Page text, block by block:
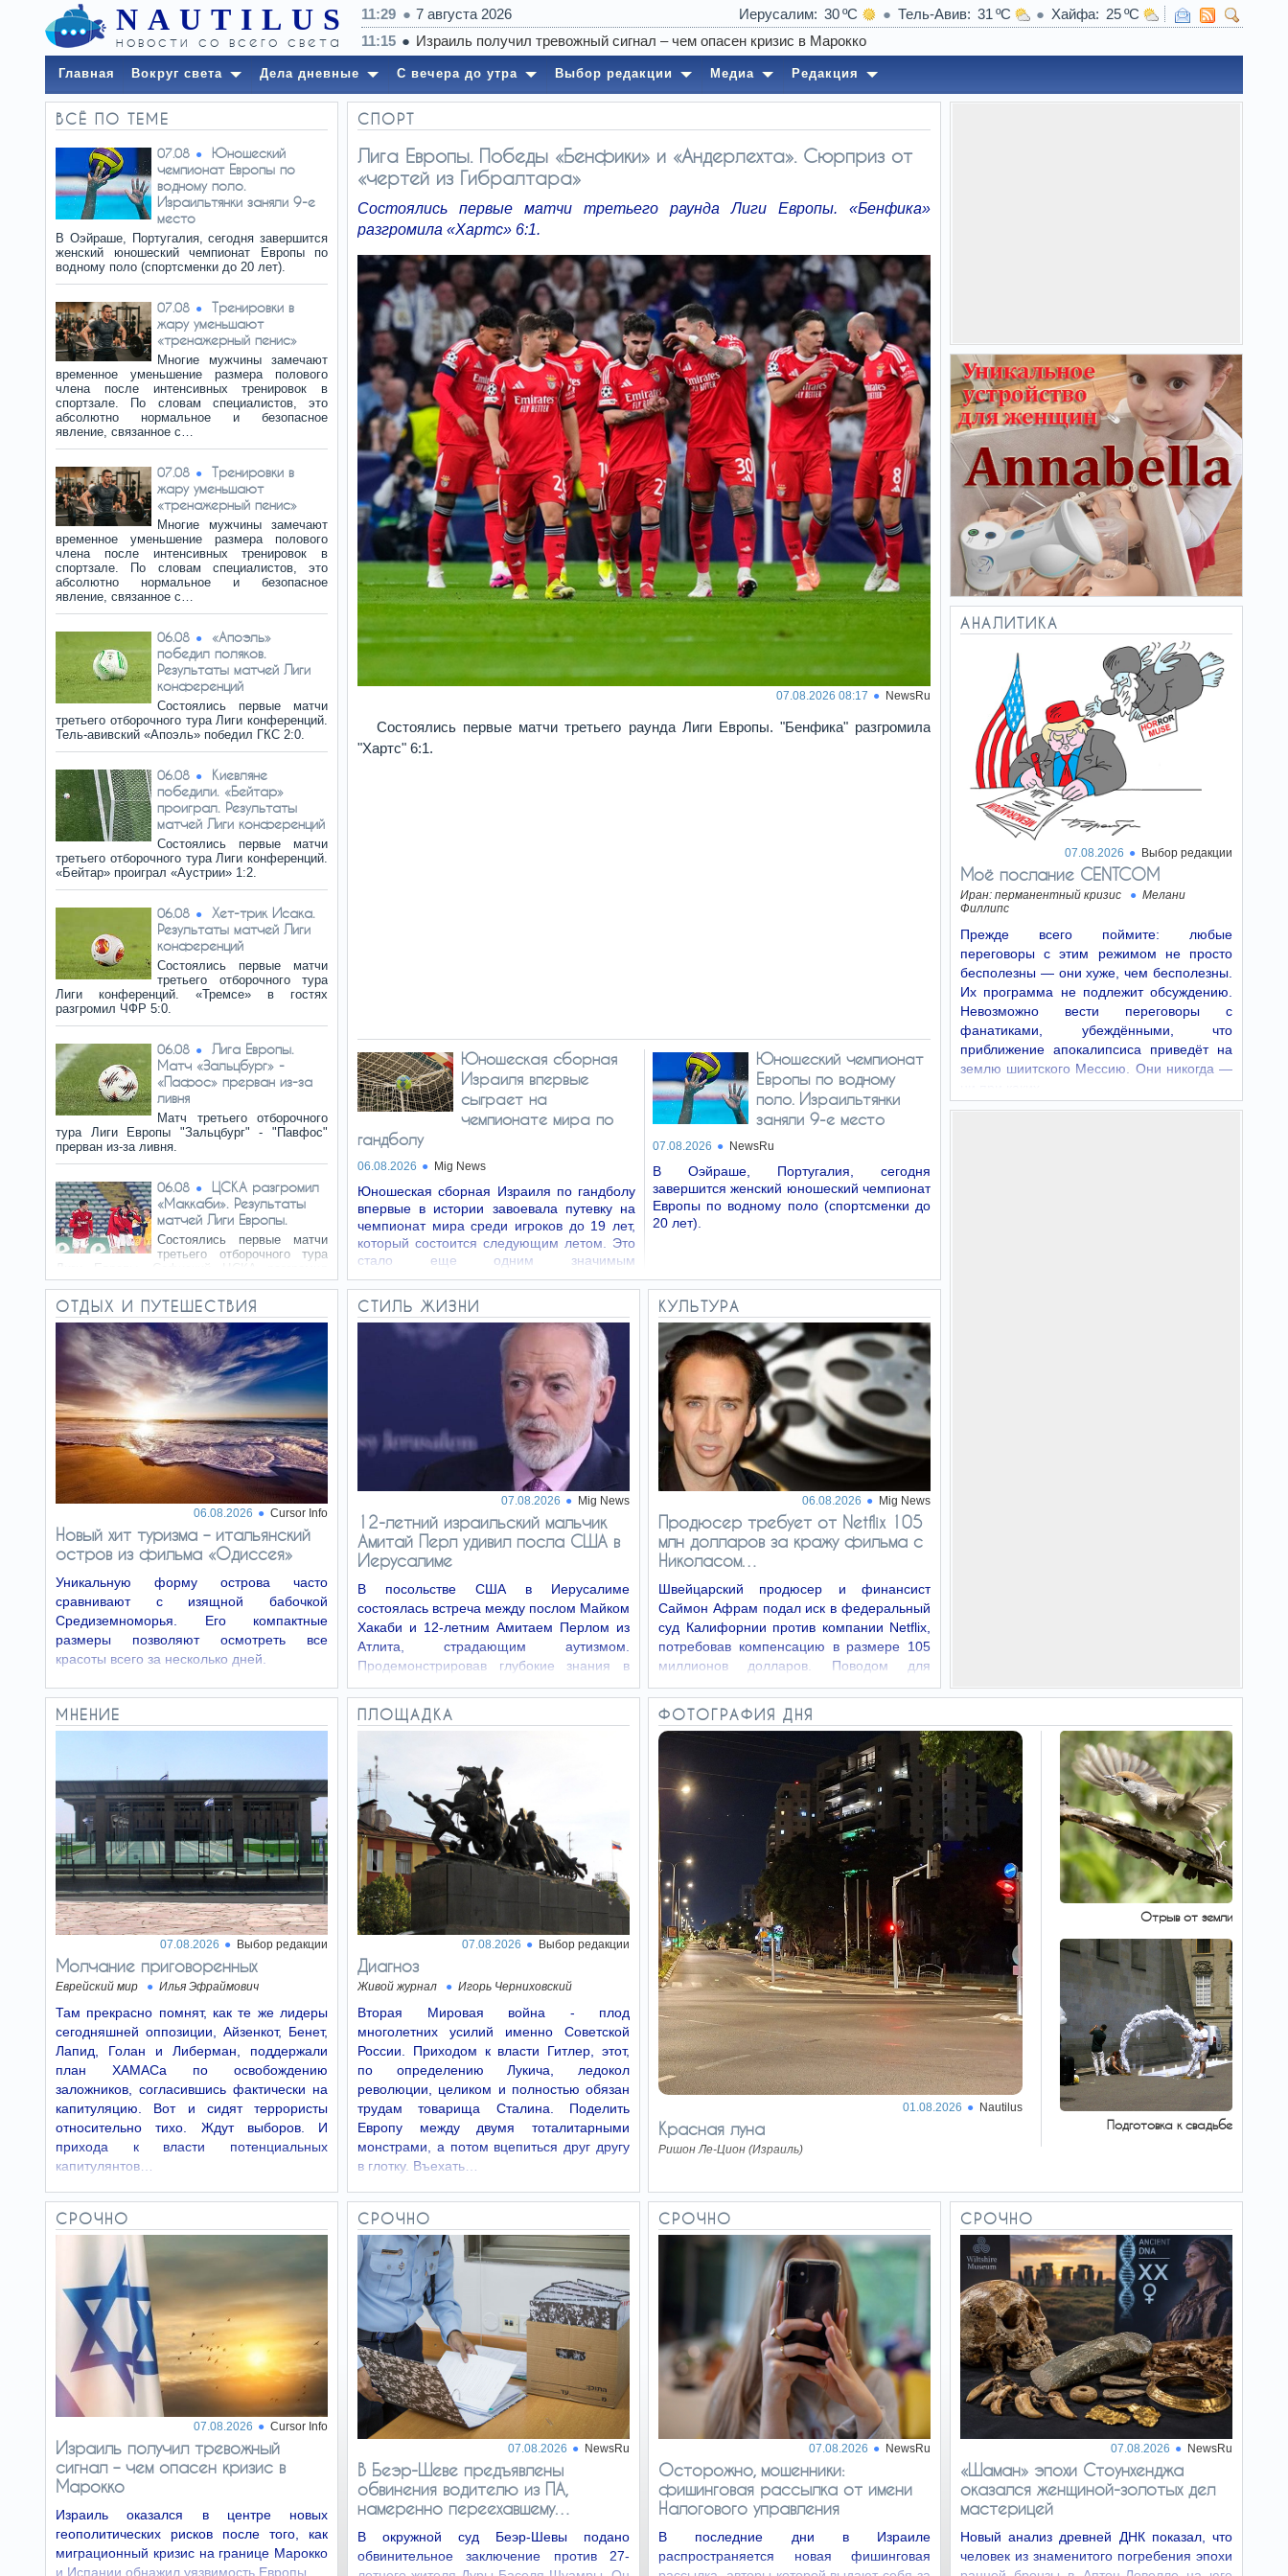
NAUTILUS
новости со всего света
11:29 7 августа 2026 Иерусалим 30 Тель-Авив 31 Хайфа
25
Главная Вокруг света Дела дневные С вечера до утра Выбор редакции Медиа Редакция
ВСЁ ПО ТЕМЕ
07.08
Юношеский
чемпионат Европы по
водному поло.
Израильтянки заняли 9-е
место
В Оэйраше, Португалия, сегодня завершится
женский юношеский чемпионат Европы по
водному поло (спортсменки до 20 лет).
07.08
Тренировки в
жару уменьшают
«тренажерный пенис»
Многие мужчины замечают
временное уменьшение размера полового
члена после интенсивных тренировок в
спортзале. По словам специалистов, это
абсолютно нормальное и безопасное
явление, связанное с…
07.08
Тренировки в
жару уменьшают
«тренажерный пенис»
Многие мужчины замечают
временное уменьшение размера полового
члена после интенсивных тренировок в
спортзале. По словам специалистов, это
абсолютно нормальное и безопасное
явление, связанное с…
06.08
«Апоэль»
победил поляков.
Результаты матчей Лиги
конференций
Состоялись первые матчи
третьего отборочного тура Лиги конференций.
Тель-авивский «Апоэль» победил ГКС 2:0.
06.08
Киевляне
победили. «Бейтар»
проиграл. Результаты
матчей Лиги конференций
Состоялись первые матчи
третьего отборочного тура Лиги конференций.
«Бейтар» проиграл «Аустрии» 1:2.
06.08
Хет-трик Исака.
Результаты матчей Лиги
конференций
Состоялись первые матчи
третьего отборочного тура
Лиги конференций. «Тремсе» в гостях
разгромил ЧФР 5:0.
06.08
Лига Европы.
Матч «Зальцбург» -
«Пафос» прерван из-за
ливня
Матч третьего отборочного
тура Лиги Европы "Зальцбург" - "Павфос"
прерван из-за ливня.
06.08
ЦСКА разгромил
«Маккаби». Результаты
матчей Лиги Европы.
Состоялись первые матчи
третьего отборочного тура
Лиги Европы. Софиский ЦСКА разгромил
тель-авивский «Маккаби» 3:0.
06.08
Юношеская
сборная Израиля впервые
сыграет на чемпионате
мира по гандболу
Юношеская сборная Израиля по гандболу
впервые в истории завоевала путевку на
чемпионат мира среди игроков до 19 лет,
который состоится следующим летом. Это
стало еще одним значимым достижением…
ОТДЫХ И ПУТЕШЕСТВИЯ
06.08.2026 Cursor Info
Новый хит туризма – итальянский
остров из фильма «Одиссея»
Уникальную форму острова часто
сравнивают с изящной бабочкой
Средиземноморья. Его компактные
размеры позволяют осмотреть все
красоты всего за несколько дней.
СПОРТ
Лига Европы. Победы «Бенфики» и «Андерлехта». Сюрприз от
«чертей из Гибралтара»
Состоялись первые матчи третьего раунда Лиги Европы. «Бенфика»
разгромила «Хартс» 6:1.
07.08.2026 08:17 NewsRu
Состоялись первые матчи третьего раунда Лиги Европы. "Бенфика" разгромила
"Хартс" 6:1.
Юношеская сборная
Израиля впервые
сыграет на
чемпионате мира по
гандболу
06.08.2026 Mig News
Юношеская сборная Израиля по гандболу
впервые в истории завоевала путевку на
чемпионат мира среди игроков до 19 лет,
который состоится следующим летом. Это
стало еще одним значимым
достижением…
Юношеский чемпионат
Европы по водному
поло. Израильтянки
заняли 9-е место
07.08.2026 NewsRu
В Оэйраше, Португалия, сегодня
завершится женский юношеский чемпионат
Европы по водному поло (спортсменки до
20 лет).
СТИЛЬ ЖИЗНИ
07.08.2026 Mig News
12-летний израильский мальчик
Амитай Перл удивил посла США в
Иерусалиме
В посольстве США в Иерусалиме
состоялась встреча между послом Майком
Хакаби и 12-летним Амитаем Перлом из
Атлита, страдающим аутизмом.
Продемонстрировав глубокие знания в
области истории и…
КУЛЬТУРА
06.08.2026 Mig News
Продюсер требует от Netflix 105
млн долларов за кражу фильма с
Николасом…
Швейцарский продюсер и финансист
Саймон Афрам подал иск в федеральный
суд Калифорнии против компании Netflix,
потребовав компенсацию в размере 105
миллионов долларов. Поводом для
разбирательства…
АНАЛИТИКА
07.08.2026 Выбор редакции
Моё послание CENTCOM
Иран: перманентный кризис
Мелани
Филлипс
Прежде всего поймите: любые
переговоры с этим режимом не просто
бесполезны — они хуже, чем бесполезны.
Их программа не подлежит обсуждению.
Невозможно вести переговоры с
фанатиками, убеждёнными, что
приближение апокалипсиса приведёт на
землю шиитского Мессию. Они никогда —
МНЕНИЕ
07.08.2026 Выбор редакции
Молчание приговоренных
Еврейский мир Илья Эфраймович
Там прекрасно помнят, как те же лидеры
сегодняшней оппозиции, Айзенкот, Бенет,
Лапид, Голан и Либерман, поддержали
план ХАМАСа по освобождению
заложников, согласившись фактически на
капитуляцию. Вот и сидят террористы
относительно тихо. Ждут выборов. И
прихода к власти потенциальных
капитулянтов…
ПЛОЩАДКА
07.08.2026 Выбор редакции
Диагноз
Живой журнал Игорь Черниховский
Вторая Мировая война - плод
многолетних усилий именно Советской
России. Приходом к власти Гитлер, этот,
по определению Лукича, ледокол
революции, целиком и полностью обязан
трудам товарища Сталина. Поделить
Европу между двумя тоталитарными
монстрами, а потом вцепиться друг другу
в глотку. Въехать…
ФОТОГРАФИЯ ДНЯ
01.08.2026 Nautilus
Красная луна
Ришон Ле-Цион (Израиль)
Отрыв от земли
Подготовка к свадьбе
СРОЧНО
07.08.2026 Cursor Info
Израиль получил тревожный
сигнал – чем опасен кризис в
Марокко
Израиль оказался в центре новых
геополитических рисков после того, как
миграционный кризис на границе Марокко
и Испании обнажил уязвимость Европы.
СРОЧНО
07.08.2026 NewsRu
В Беэр-Шеве предъявлены
обвинения водителю из ПА,
намеренно переехавшему…
В окружной суд Беэр-Шевы подано
обвинительное заключение против 27-
СРОЧНО
07.08.2026 NewsRu
Осторожно, мошенники:
фишинговая рассылка от имени
Налогового управления
В последние дни в Израиле
распространяется новая фишинговая
СРОЧНО
07.08.2026 NewsRu
«Шаман» эпохи Стоунхенджа
оказался женщиной-золотых дел
мастерицей
Новый анализ древней ДНК показал, что
человек из знаменитого погребения эпохи